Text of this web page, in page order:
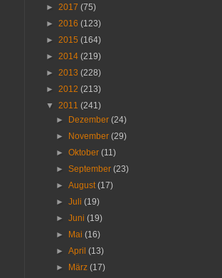
► 2017 (75)
► 2016 (123)
► 2015 (164)
► 2014 (219)
► 2013 (228)
► 2012 (213)
▼ 2011 (241)
►
Dezember(24)
►
November(29)
►Oktober(11)
►September(23)
►August(17)
►Juli(19)
►Juni(19)
►
Mai(16)
►April(13)
►
März(17)